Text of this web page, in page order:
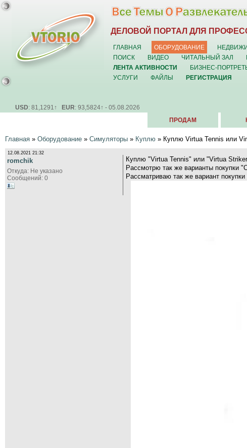
ДЕЛОВОЙ ПОРТАЛ ДЛЯ
ГЛАВНАЯ ОБОРУДОВАНИЕ
ПОИСК
ВИДЕО ЧИТАЛЬНЫЙ ЗАЛ
ЛЕНТА АКТИВНОСТИ
БИЗНЕС-
УСЛУГИ
ФАЙЛЫ РЕГИСТРАЦИЯ
USD: 81,1291↑ EUR: 93,5824↑ - 05.08.2026
ПРОДАМ
Главная » Оборудование » Симуляторы » Куплю » Куплю Virtua Tennis или
12.08.2021 21:32
romchik
Откуда: Не указано
Сообщений: 0
Куплю "Virtua Tennis" или "Virtua
Рассмотрю так же варианты покупки
Рассматриваю так же вариант покупки